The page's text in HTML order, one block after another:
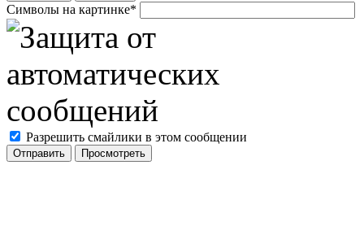
Символы на картинке*
Разрешить смайлики в этом сообщении